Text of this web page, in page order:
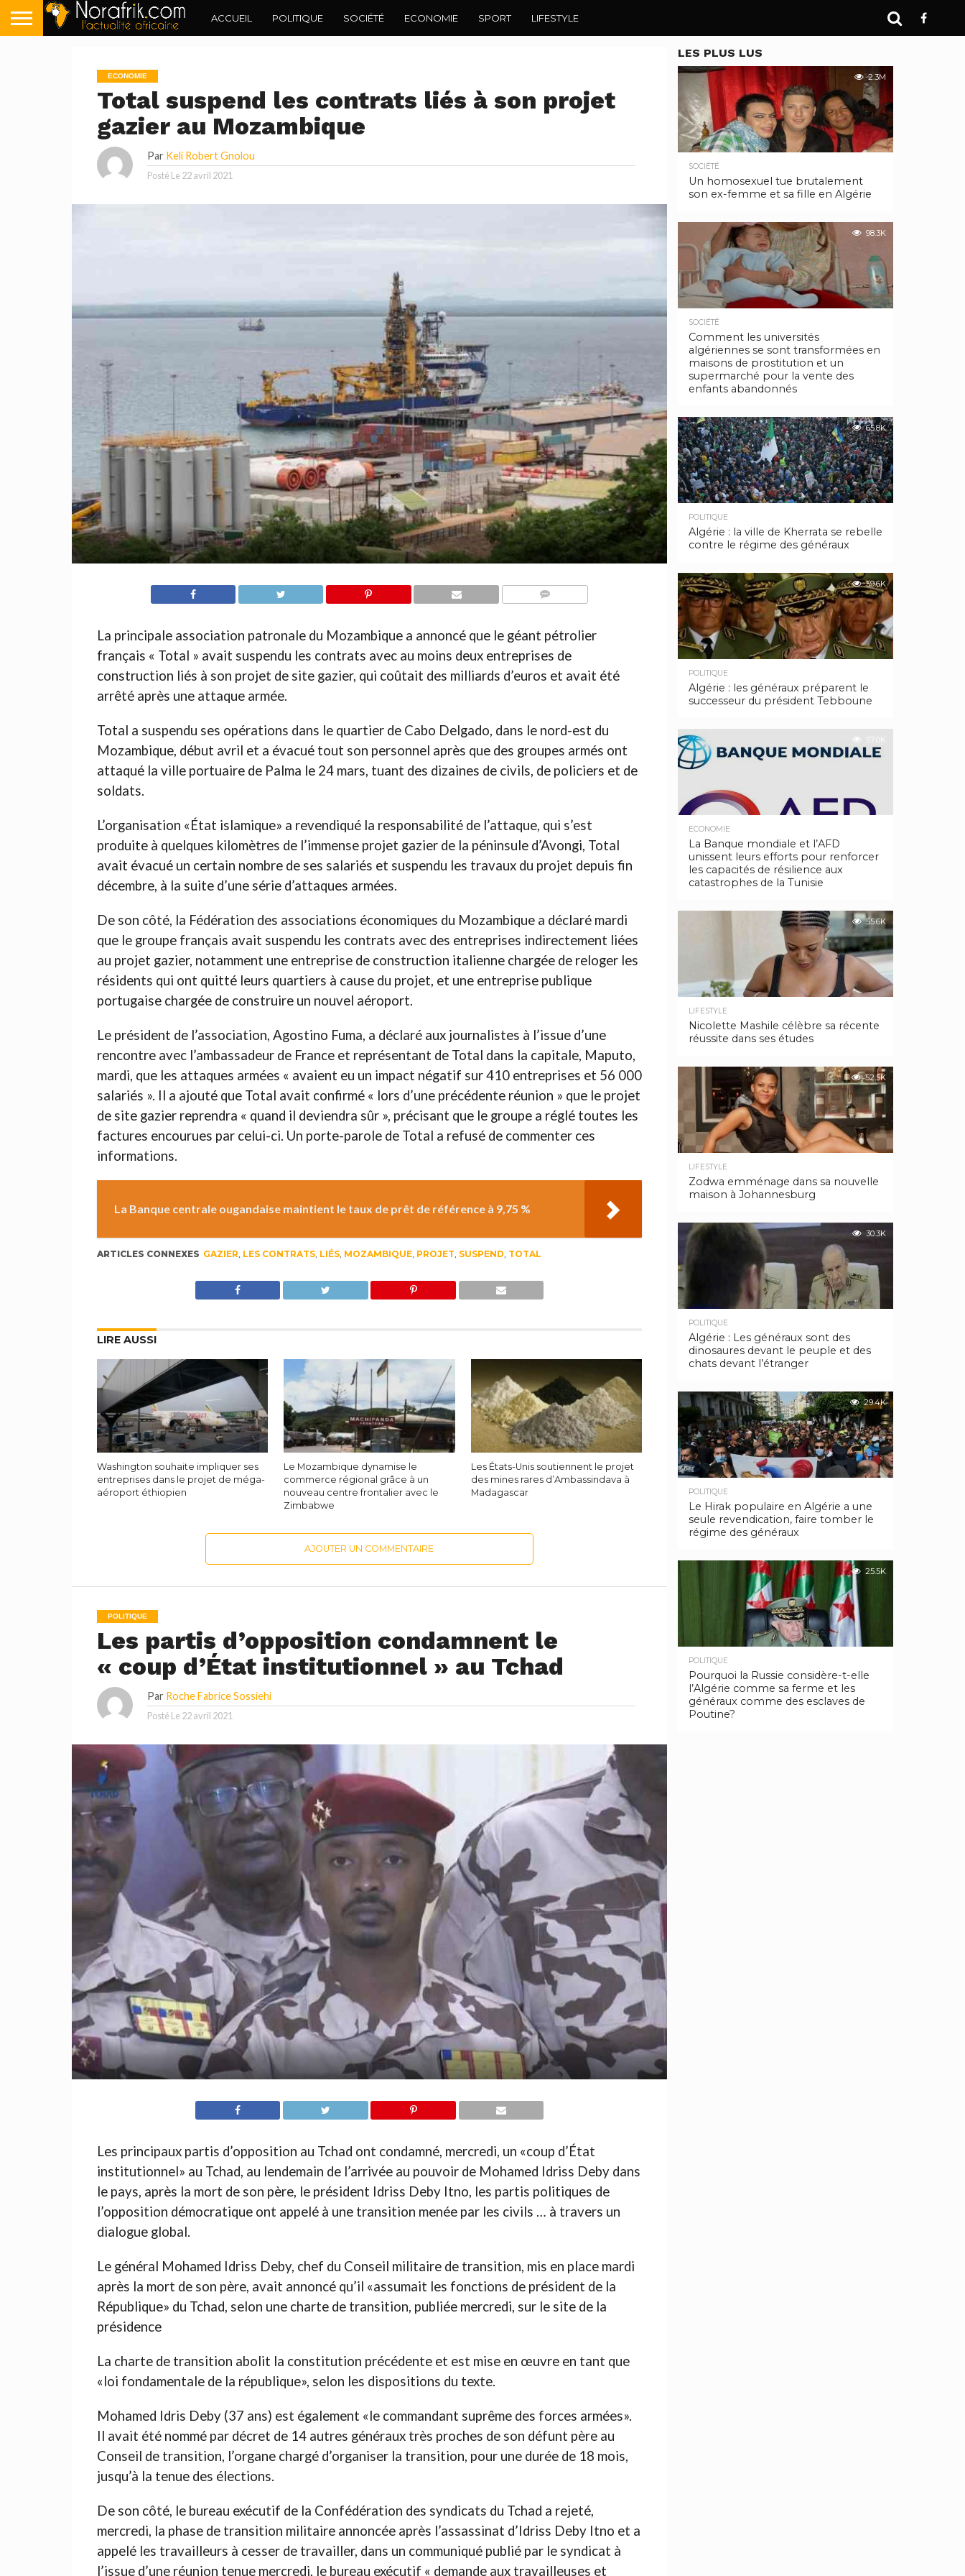
ACCUEIL POLITIQUE SOCIÉTÉ ECONOMIE SPORT LIFESTYLE
ECONOMIE
Total suspend les contrats liés à son projet
gazier au Mozambique
Par Keli Robert Gnolou
Posté Le 22 avril 2021
La principale association patronale du Mozambique a annoncé que le géant pétrolier
français « Total » avait suspendu les contrats avec au moins deux entreprises de
construction liés à son projet de site gazier, qui coûtait des milliards d’euros et avait été
arrêté après une attaque armée.
Total a suspendu ses opérations dans le quartier de Cabo Delgado, dans le nord-est du
Mozambique, début avril et a évacué tout son personnel après que des groupes armés ont
attaqué la ville portuaire de Palma le 24 mars, tuant des dizaines de civils, de policiers et de
soldats.
L’organisation «État islamique» a revendiqué la responsabilité de l’attaque, qui s’est
produite à quelques kilomètres de l’immense projet gazier de la péninsule d’Avongi, Total
avait évacué un certain nombre de ses salariés et suspendu les travaux du projet depuis fin
décembre, à la suite d’une série d’attaques armées.
De son côté, la Fédération des associations économiques du Mozambique a déclaré mardi
que le groupe français avait suspendu les contrats avec des entreprises indirectement liées
au projet gazier, notamment une entreprise de construction italienne chargée de reloger les
résidents qui ont quitté leurs quartiers à cause du projet, et une entreprise publique
portugaise chargée de construire un nouvel aéroport.
Le président de l’association, Agostino Fuma, a déclaré aux journalistes à l’issue d’une
rencontre avec l’ambassadeur de France et représentant de Total dans la capitale, Maputo,
mardi, que les attaques armées « avaient eu un impact négatif sur 410 entreprises et 56 000
salariés ». Il a ajouté que Total avait confirmé « lors d’une précédente réunion » que le projet
de site gazier reprendra « quand il deviendra sûr », précisant que le groupe a réglé toutes les
factures encourues par celui-ci. Un porte-parole de Total a refusé de commenter ces
informations.
La Banque centrale ougandaise maintient le taux de prêt de référence à 9,75 %
ARTICLES CONNEXES GAZIER, LES CONTRATS, LIÉS, MOZAMBIQUE, PROJET, SUSPEND, TOTAL
LIRE AUSSI
Washington souhaite impliquer ses
entreprises dans le projet de méga-
aéroport éthiopien
Le Mozambique dynamise le
commerce régional grâce à un
nouveau centre frontalier avec le
Zimbabwe
Les États-Unis soutiennent le projet
des mines rares d’Ambassindava à
Madagascar
AJOUTER UN COMMENTAIRE
POLITIQUE
Les partis d’opposition condamnent le
« coup d’État institutionnel » au Tchad
Par Roche Fabrice Sossiehi
Posté Le 22 avril 2021
Les principaux partis d’opposition au Tchad ont condamné, mercredi, un «coup d’État
institutionnel» au Tchad, au lendemain de l’arrivée au pouvoir de Mohamed Idriss Deby dans
le pays, après la mort de son père, le président Idriss Deby Itno, les partis politiques de
l’opposition démocratique ont appelé à une transition menée par les civils … à travers un
dialogue global.
Le général Mohamed Idriss Deby, chef du Conseil militaire de transition, mis en place mardi
après la mort de son père, avait annoncé qu’il «assumait les fonctions de président de la
République» du Tchad, selon une charte de transition, publiée mercredi, sur le site de la
présidence
La charte de transition abolit la constitution précédente et est mise en œuvre en tant que
«loi fondamentale de la république», selon les dispositions du texte.
Mohamed Idris Deby (37 ans) est également «le commandant suprême des forces armées».
Il avait été nommé par décret de 14 autres généraux très proches de son défunt père au
Conseil de transition, l’organe chargé d’organiser la transition, pour une durée de 18 mois,
jusqu’à la tenue des élections.
De son côté, le bureau exécutif de la Confédération des syndicats du Tchad a rejeté,
mercredi, la phase de transition militaire annoncée après l’assassinat d’Idriss Deby Itno et a
appelé les travailleurs à cesser de travailler, dans un communiqué publié par le syndicat à
l’issue d’une réunion tenue mercredi, le bureau exécutif « demande aux travailleuses et
LES PLUS LUS
2.3M
SOCIÉTÉ
Un homosexuel tue brutalement
son ex-femme et sa fille en Algérie
98.3K
SOCIÉTÉ
Comment les universités
algériennes se sont transformées en
maisons de prostitution et un
supermarché pour la vente des
enfants abandonnés
65.8K
POLITIQUE
Algérie : la ville de Kherrata se rebelle
contre le régime des généraux
59.6K
POLITIQUE
Algérie : les généraux préparent le
successeur du président Tebboune
57.0K
ECONOMIE
La Banque mondiale et l’AFD
unissent leurs efforts pour renforcer
les capacités de résilience aux
catastrophes de la Tunisie
55.6K
LIFESTYLE
Nicolette Mashile célèbre sa récente
réussite dans ses études
52.5K
LIFESTYLE
Zodwa emménage dans sa nouvelle
maison à Johannesburg
30.3K
POLITIQUE
Algérie : Les généraux sont des
dinosaures devant le peuple et des
chats devant l’étranger
29.4K
POLITIQUE
Le Hirak populaire en Algérie a une
seule revendication, faire tomber le
régime des généraux
25.5K
POLITIQUE
Pourquoi la Russie considère-t-elle
l’Algérie comme sa ferme et les
généraux comme des esclaves de
Poutine?